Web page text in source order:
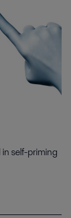
self-priming